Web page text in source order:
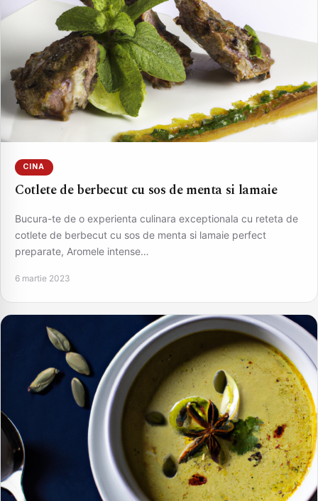
CINA
Cotlete de berbecut cu sos de menta si lamaie
Bucura-te de o experienta culinara exceptionala cu reteta de
cotlete de berbecut cu sos de menta si lamaie perfect
preparate, Aromele intense…
6 martie 2023